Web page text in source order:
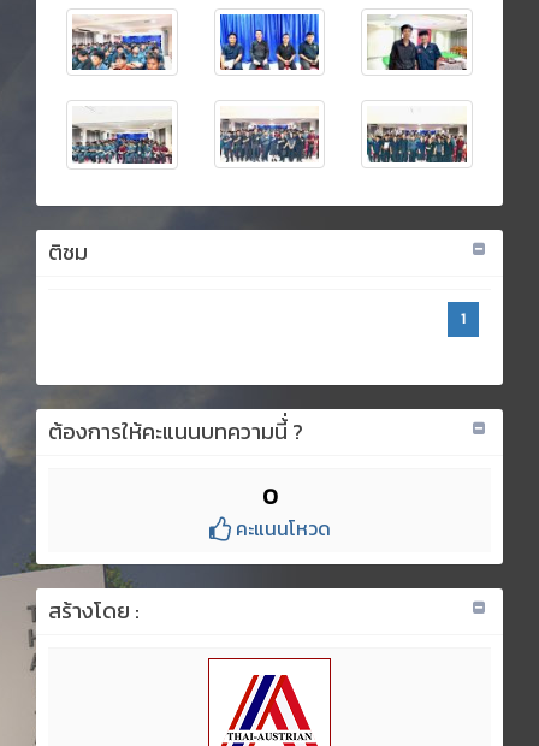
ติชม
1
ต้องการให้คะแนนบทความนี้่ ?
0
คะแนนโหวด
สร้างโดย :